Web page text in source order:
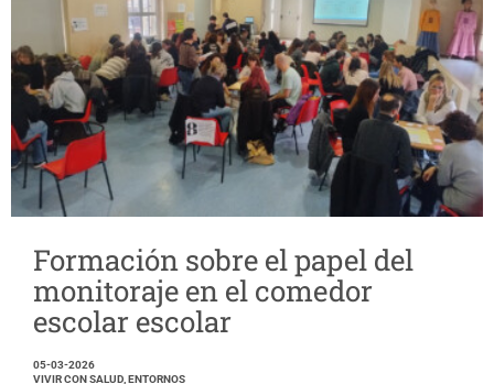
Formación sobre el papel del
monitoraje en el comedor
escolar escolar
05-03-2026
VIVIR CON SALUD, ENTORNOS